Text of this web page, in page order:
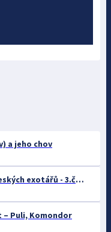
a jeho chov
Zapomenuté střípky z dějin českých exotářů - 3.část
– Puli, Komondor